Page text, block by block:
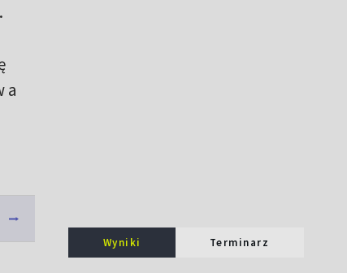
a
Wyniki Terminarz